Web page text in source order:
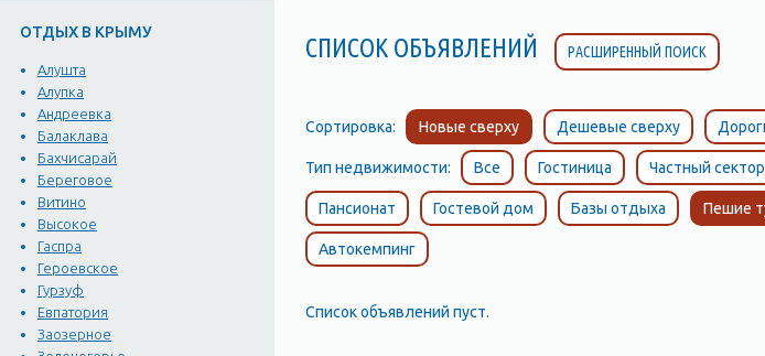
ОТДЫХ В КРЫМУ
Алушта
Алупка
Андреевка
Балаклава
Бахчисарай
Береговое
Витино
Высокое
Гаспра
Героевское
Гурзуф
Евпатория
Заозерное
СПИСОК ОБЪЯВЛЕНИЙ РАСШИРЕННЫЙ ПОИСК
Сортировка: Новые сверху Дешевые сверху
Тип недвижимости: Все Гостиница Частный сектор
Пансионат Гостевой дом Базы отдыха Пешие
Автокемпинг
Список объявлений пуст.